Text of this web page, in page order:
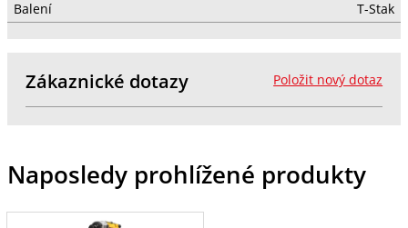
Balení
T-Stak
Položit nový dotaz
Zákaznické dotazy
Naposledy prohlížené produkty